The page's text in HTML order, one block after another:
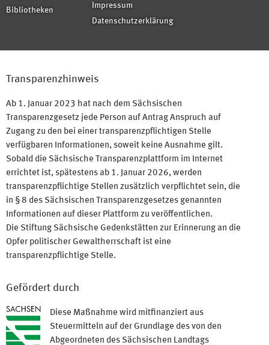
Bibliotheken
Impressum
Datenschutzerklärung
Transparenzhinweis
Ab 1. Januar 2023 hat nach dem Sächsischen
Transparenzgesetz jede Person auf Antrag Anspruch auf
Zugang zu den bei einer transparenzpflichtigen Stelle
verfügbaren Informationen, soweit keine Ausnahme gilt.
Sobald die Sächsische Transparenzplattform im Internet
errichtet ist, spätestens ab 1. Januar 2026, werden
transparenzpflichtige Stellen zusätzlich verpflichtet sein, die
in § 8 des Sächsischen Transparenzgesetzes genannten
Informationen auf dieser Plattform zu veröffentlichen.
Die Stiftung Sächsische Gedenkstätten zur Erinnerung an die
Opfer politischer Gewaltherrschaft ist eine
transparenzpflichtige Stelle.
Gefördert durch
Diese Maßnahme wird mitfinanziert aus
Steuermitteln auf der Grundlage des von den
Abgeordneten des Sächsischen Landtags